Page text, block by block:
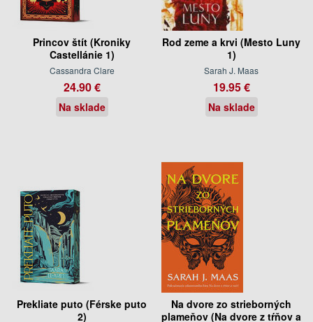
Princov štít (Kroniky
Castellánie 1)
Cassandra Clare
24.90 €
Na sklade
Rod zeme a krvi (Mesto Luny
1)
Sarah J. Maas
19.95 €
Na sklade
Prekliate puto (Férske puto
2)
Na dvore zo strieborných
plameňov (Na dvore z tŕňov a